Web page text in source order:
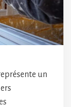
un